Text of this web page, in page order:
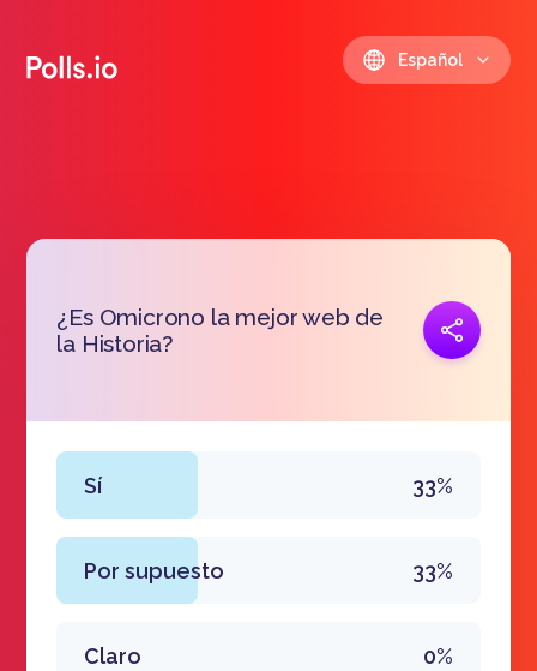
Español
¿Es Omicrono la mejor web de
la Historia?
Copiar link
Sí 33%
Por supuesto 33%
Claro 0%